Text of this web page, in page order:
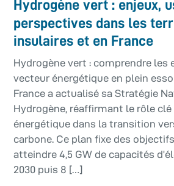
Hydrogène vert : enjeux,
perspectives dans les
insulaires et en France
Hydrogène vert : comprendre les
vecteur énergétique en plein
France a actualisé sa Stratégie
Hydrogène, réaffirmant le rôle
énergétique dans la transition
carbone. Ce plan fixe des
atteindre 4,5 GW de capacités
2030 puis 8 […]